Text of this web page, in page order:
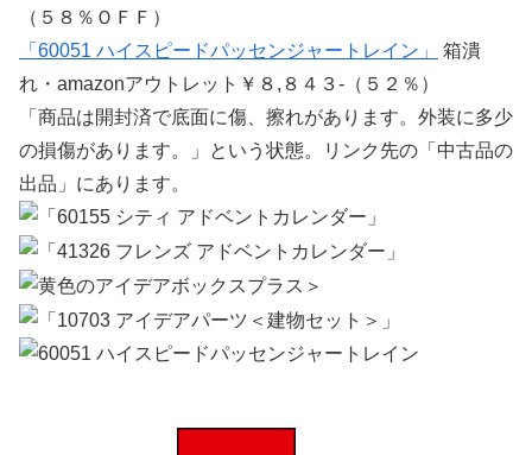
（５８％ＯＦＦ）
「60051 ハイスピードパッセンジャートレイン」
箱潰
れ・amazonアウトレット￥８,８４３-（５２％）
「商品は開封済で底面に傷、擦れがあります。外装に多少
の損傷があります。」という状態。リンク先の「中古品の
出品」にあります。